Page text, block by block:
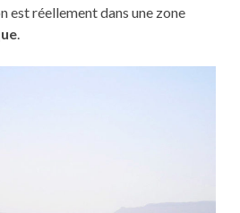
est réellement dans une zone
.